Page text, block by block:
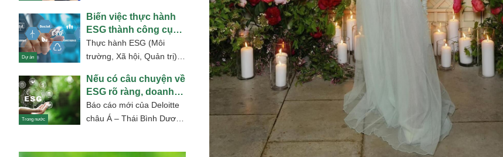
người đã lập kỉ lục...
Dự án
Biến việc thực hành
ESG thành công cụ
xây dựng thương
hiệu bền vững
Thực hành ESG (Môi
trường, Xã hội, Quản trị)
nghiệp tiết kiệm nguồn
lực, có thêm...
Trong nước
Nếu có câu chuyện về
ESG rõ ràng, doanh
nghiệp có cơ hội thu
giá trị gấp 6 lần
Báo cáo mới của Deloitte
châu Á – Thái Bình Dương